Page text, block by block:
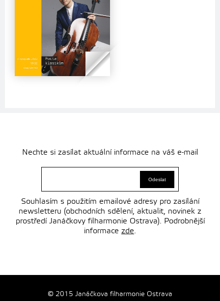
Nechte si zasílat aktuální informace na váš e-mail
Souhlasím s použitím emailové adresy pro zasílání
newsletteru (obchodních sdělení, aktualit, novinek z
prostředí Janáčkovy filharmonie Ostrava). Podrobnější
informace zde.
© 2015 Janáčkova filharmonie Ostrava